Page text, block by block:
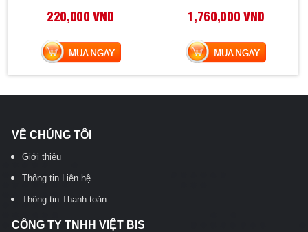
220,000 VND
MUA NGAY
1,760,000 VND
MUA NGAY
VỀ CHÚNG TÔI
Giới thiệu
Thông tin Liên hệ
Thông tin Thanh toán
CÔNG TY TNHH VIỆT BIS